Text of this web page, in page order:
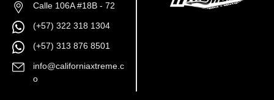
Calle 106A #18B - 72
(+57) 322 318 1304
(+57) 313 876 8501
info@californiaxtreme.c
o